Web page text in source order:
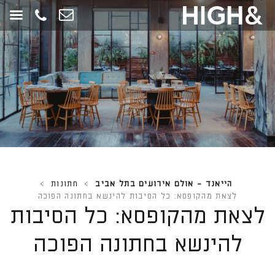
תחילתו
דף
אינטרנט,
לחץ
אנטר
כדי
לעבור
לאזור
תוכן
הייאנד - אולם אירועים בתל אביב > חתונות
>
לצאת מהקופסא: כל הסיבות להינשא בחתונה הפוכה
לצאת מהקופסא: כל הסיבות
להינשא בחתונה הפוכה